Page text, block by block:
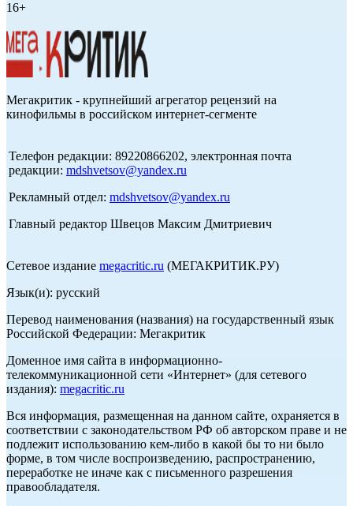
16+
Мегакритик - крупнейший агрегатор рецензий на
кинофильмы в российском интернет-сегменте
Телефон редакции: 89220866202, электронная почта
редакции: mdshvetsov@yandex.ru
Рекламный отдел: mdshvetsov@yandex.ru
Главный редактор Швецов Максим Дмитриевич
Сетевое издание megacritic.ru (МЕГАКРИТИК.РУ)
Язык(и): русский
Перевод наименования (названия) на государственный язык
Российской Федерации: Мегакритик
Доменное имя сайта в информационно-
телекоммуникационной сети «Интернет» (для сетевого
издания): megacritic.ru
Вся информация, размещенная на данном сайте, охраняется в
соответствии с законодательством РФ об авторском праве и не
подлежит использованию кем-либо в какой бы то ни было
форме, в том числе воспроизведению, распространению,
переработке не иначе как с письменного разрешения
правообладателя.